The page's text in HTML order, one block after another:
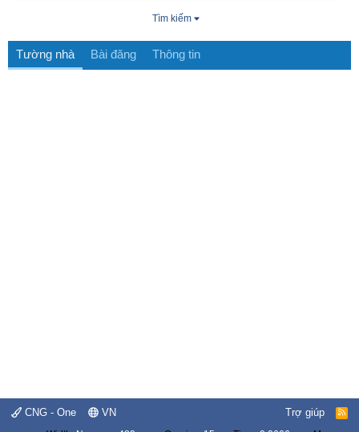
Tìm kiếm
Tường nhà Bài đăng Thông tin
CNG - One VN Trợ giúp
R